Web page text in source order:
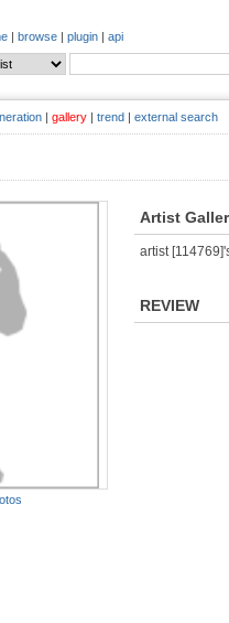
| browse | plugin | api
| gallery | trend | external search
Artist
artist
REVIEW